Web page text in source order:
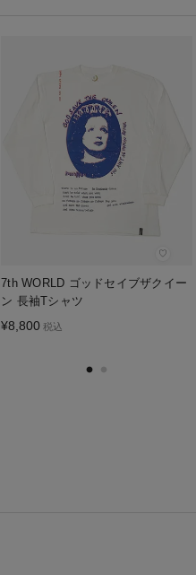
♡
7th WORLD ゴッドセイブザクイー
ン 長袖Tシャツ
¥8,800 税込